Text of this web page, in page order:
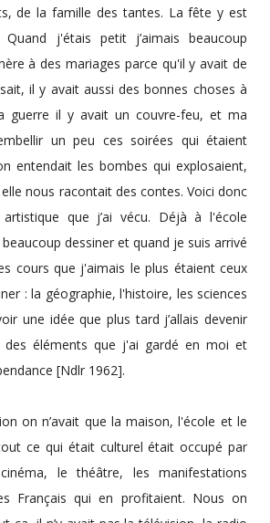
de la famille des tantes. La fête y est
j'étais petit j’aimais beaucoup
à des mariages parce qu'il y avait de
il y avait aussi des bonnes choses à
guerre il y avait un couvre-feu, et ma
un peu ces soirées qui étaient
entendait les bombes qui explosaient,
nous racontait des contes. Voici donc
que j’ai vécu. Déjà à l'école
dessiner et quand je suis arrivé
cours que j'aimais le plus étaient ceux
: la géographie, l'histoire, les sciences
une idée que plus tard j’allais devenir
des éléments que j'ai gardé en moi et
[Ndlr 1962].
on n’avait que la maison, l'école et le
ce qui était culturel était occupé par
le théâtre, les manifestations
Français qui en profitaient. Nous on